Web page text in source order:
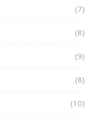
(7)
(8)
(9)
(8)
(10)